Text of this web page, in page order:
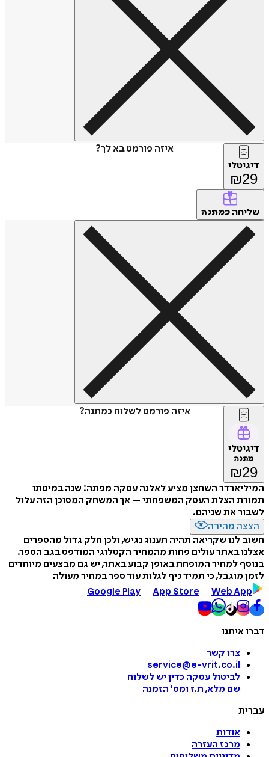
איזה פורמט בא לך?
דיגיטלי
₪29
שליחה כמתנה
איזה פורמט לשלוח כמתנה?
דיגיטלי
מתנה
₪29
המיליארדר השחצן מציע לאלנה עסקה מפתה: שנה במיטתו
תמורת הצלת העסק המשפחתי – אך המשחק המסוכן הזה עלול
לשבור את שניהם.
הצצה מהירה
חשוב לנו שקריאה תהיה תענוג נגיש, ולכן חלק גדול מהספרים
אצלנו באתר עולים פחות מהמחיר הקטלוגי המודפס בגב הספר.
בנוסף למחיר המופחת באופן קבוע באתר, יש גם מבצעים מיוחדים
לזמן מוגבל, כי תמיד כיף לגלות עוד ספר במחיר מעולה
Google Play
App Store Web App
דברו איתנו
צרו קשר
service@e-vrit.co.il
לביטול עסקה כדין יש לשלוח
שם מלא, ת.ז ומס' הזמנה
עברית
אודות
מרכז העזרה